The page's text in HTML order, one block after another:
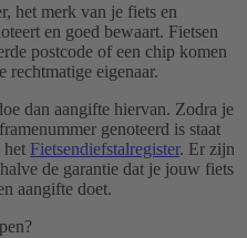
het merk van je fiets en
en goed bewaart. Fietsen
postcode of een chip komen
rechtmatige eigenaar.
dan aangifte hiervan. Zodra je
genoteerd is staat
het Fietsendiefstalregister. Er zijn
de garantie dat je jouw fiets
aangifte doet.